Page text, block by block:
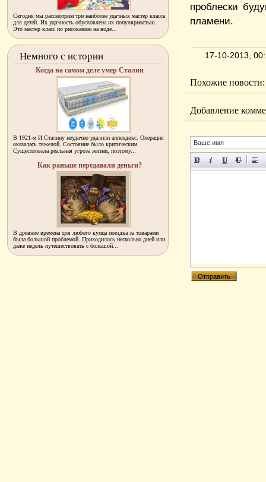
проблески
пламени.
17-10-2013,
Похожие новости:
Добавление
Сегодня мы рассмотрим три наиболее удачных мастер класса
для детей. Их удачность обусловлена их популярностью.
Это мастер класс по рисованию на воде...
Немного с истории
Когда на самом деле умер Сталин
В 1921-м И.Сталину неудачно удалили аппендикс. Операция
оказалась тяжелой. Состояние было критическим.
Существовала реальная угроза жизни, поэтому...
Как раньше передавали деньги?
В древние времена для любого купца поездка за товарами
была большой проблемой. Приходилось несколько дней или
даже недель путешествовать с большой...